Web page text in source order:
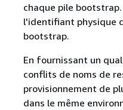
chaque pile
l'identifiant physique
bootstrap.
En fournissant un
conflits de noms de
provisionnement de
dans le même